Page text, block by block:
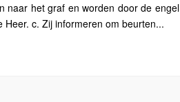
naar het graf en worden door de engel
c. Zij informeren om beurten...